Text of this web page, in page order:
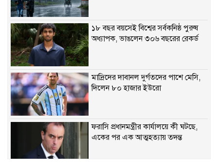
১৮ বছর বয়সেই বিশ্বের সর্বকনিষ্ঠ পুরুষ
অধ্যাপক, ভাঙলেন ৩০৬ বছরের রেকর্ড
মাদ্রিদের দাবানল দুর্গতদের পাশে মেসি,
দিলেন ৮০ হাজার ইউরো
ফরাসি প্রধানমন্ত্রীর কার্যালয়ে কী ঘটছে,
একের পর এক আত্মহত্যায় তদন্ত